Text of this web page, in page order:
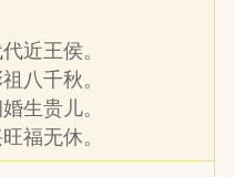
近王侯。
八千秋。
生贵儿。
福无休。